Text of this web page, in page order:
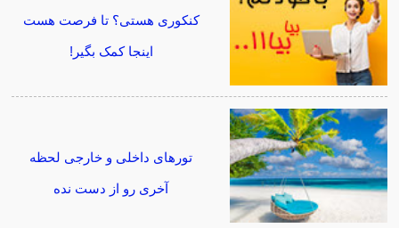
کنکوری هستی؟ تا فرصت هست
اینجا کمک بگیر!
تورهای داخلی و خارجی لحظه
آخری رو از دست نده